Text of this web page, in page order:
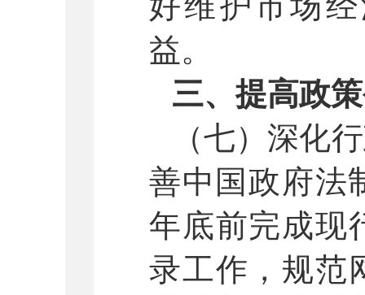
益。
三、提高政
（七）深化
善中国政府法
年底前完成现
录工作，规范